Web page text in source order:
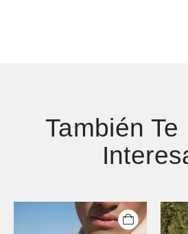
También Te